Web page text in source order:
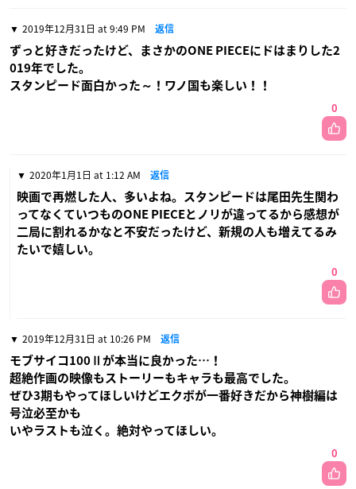
2019年12月31日 at 9:49 PM 返信
ずっと好きだったけど、まさかのONE PIECEにドはまりした2
019年でした。
スタンピード面白かった～！ワノ国も楽しい！！
0
2020年1月1日 at 1:12 AM 返信
映画で再燃した人、多いよね。スタンピードは尾田先生関わ
ってなくていつものONE PIECEとノリが違ってるから感想が
二局に割れるかなと不安だったけど、新規の人も増えてるみ
たいで嬉しい。
0
2019年12月31日 at 10:26 PM 返信
モブサイコ100Ⅱが本当に良かった…！
超絶作画の映像もストーリーもキャラも最高でした。
ぜひ3期もやってほしいけどエクボが一番好きだから神樹編は
号泣必至かも
いやラストも泣く。絶対やってほしい。
0